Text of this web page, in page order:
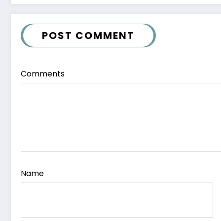
POST COMMENT
Comments
Name